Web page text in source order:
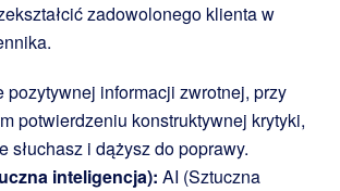
zadowolonego klienta w
pozytywnej informacji zwrotnej, przy
potwierdzeniu konstruktywnej krytyki,
słuchasz i dążysz do poprawy.
inteligencja): AI (Sztuczna